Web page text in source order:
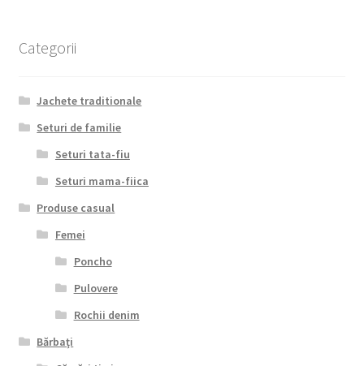
Categorii
Jachete traditionale
Seturi de familie
Seturi tata-fiu
Seturi mama-fiica
Produse casual
Femei
Poncho
Pulovere
Rochii denim
Bărbaţi